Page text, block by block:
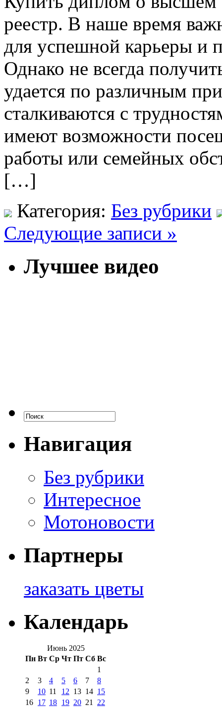
реестр. В наше время
для успешной карьеры и
Однако не всегда
удается по различным
сталкиваются с
имеют возможности
работы или семейных
[…]
Категория: Без рубрики
Следующие записи »
Лучшее видео
Навигация
Без рубрики
Интересное
Мотоновости
Партнеры
заказать цветы
Календарь
Июнь 2025
Пн Вт Ср Чт Пт Сб Вс
1
2
3 4 5 6 7
8
9
10 11 12 13 14 15
16 17 18 19 20 21
22